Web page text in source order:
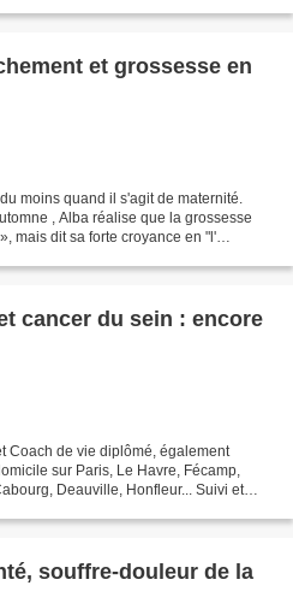
et grossesse en
moins quand il s'agit de maternité.
, Alba réalise que la grossesse
mais dit sa forte croyance en "l'
cancer du sein : encore
Coach de vie diplômé, également
sur Paris, Le Havre, Fécamp,
Deauville, Honfleur... Suivi et
souffre-douleur de la